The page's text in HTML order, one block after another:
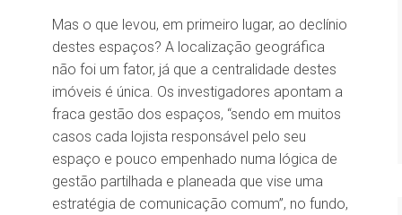
Mas o que levou, em primeiro lugar, ao declínio
destes espaços? A localização geográfica
não foi um fator, já que a centralidade destes
imóveis é única. Os investigadores apontam a
fraca gestão dos espaços, “sendo em muitos
casos cada lojista responsável pelo seu
espaço e pouco empenhado numa lógica de
gestão partilhada e planeada que vise uma
estratégia de comunicação comum”, no fundo,